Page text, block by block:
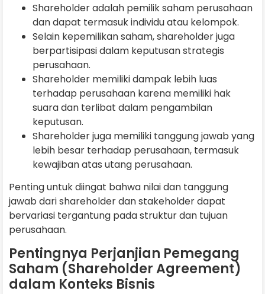
Shareholder adalah pemilik saham perusahaan
dan dapat termasuk individu atau kelompok.
Selain kepemilikan saham, shareholder juga
berpartisipasi dalam keputusan strategis
perusahaan.
Shareholder memiliki dampak lebih luas
terhadap perusahaan karena memiliki hak
suara dan terlibat dalam pengambilan
keputusan.
Shareholder juga memiliki tanggung jawab yang
lebih besar terhadap perusahaan, termasuk
kewajiban atas utang perusahaan.
Penting untuk diingat bahwa nilai dan tanggung
jawab dari shareholder dan stakeholder dapat
bervariasi tergantung pada struktur dan tujuan
perusahaan.
Pentingnya Perjanjian Pemegang
Saham (Shareholder Agreement)
dalam Konteks Bisnis